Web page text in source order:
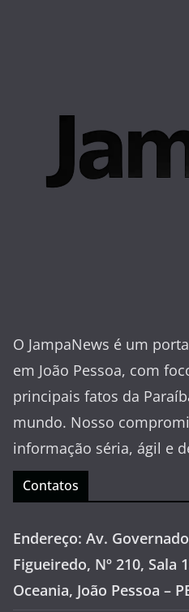
O JampaNews é um
em João Pessoa, com
principais fatos da
mundo. Nosso
informação séria, ágil e
Contatos
Endereço: Av.
Figueiredo, Nº 210, Sala
Oceania, João Pessoa –